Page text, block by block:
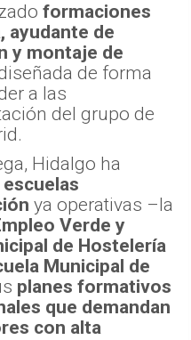
formaciones
ayudante de
y montaje de
de forma
a las
del grupo de
Hidalgo ha
ya operativas –la
Verde y
de Hostelería
Municipal de
planes formativos
que demandan
con alta